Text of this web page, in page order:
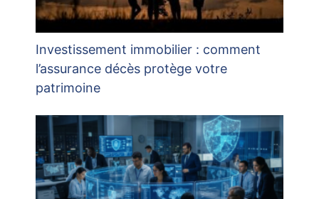
Investissement immobilier : comment
l’assurance décès protège votre
patrimoine